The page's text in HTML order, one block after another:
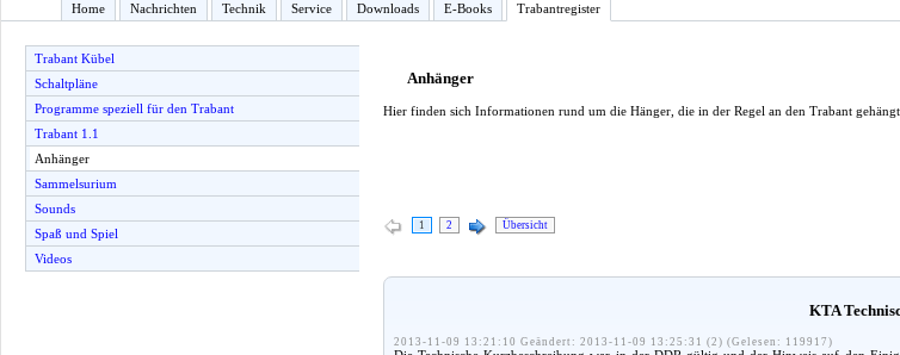
Home Nachrichten Technik Service Downloads E-Books Trabantregister
Trabant Kübel
Schaltpläne
Programme speziell für den Trabant
Trabant 1.1
Anhänger
Sammelsurium
Sounds
Spaß und Spiel
Videos
Anhänger
Hier finden sich Informationen rund um die Hänger, die in der Regel an den Trabant gehängt
1 2 Übersicht
KTA
2013-11-09 13:21:10 Geändert: 2013-11-09 13:25:31 (2) (Gelesen: 119917)